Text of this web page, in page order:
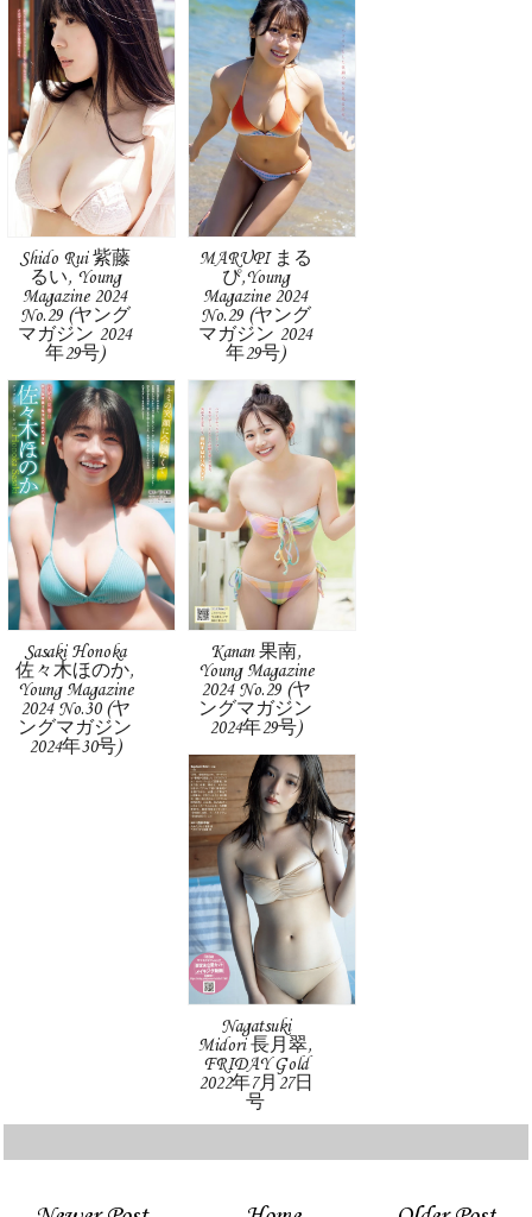
Shido Rui 紫藤
るい, Young
Magazine 2024
No.29 (ヤング
マガジン 2024
年29号)
MARUPI まる
ぴ,Young
Magazine 2024
No.29 (ヤング
マガジン 2024
年29号)
Sasaki Honoka
佐々木ほのか,
Young Magazine
2024 No.30 (ヤ
ングマガジン
2024年30号)
Kanan 果南,
Young Magazine
2024 No.29 (ヤ
ングマガジン
2024年29号)
Nagatsuki
Midori 長月翠,
FRIDAY Gold
2022年7月27日
号